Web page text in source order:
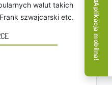
walut takich
szwajcarski etc.
Aplikacja mobilna!